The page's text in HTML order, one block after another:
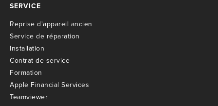
SERVICE
Reprise d'appareil ancien
Service de réparation
Installation
Contrat de service
Formation
Apple Financial Services
Teamviewer